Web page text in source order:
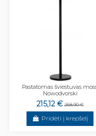
Pastatomas šviestuvas
Nowodvorski
215,12 € 268,90 €
Pridėti į krepšelį